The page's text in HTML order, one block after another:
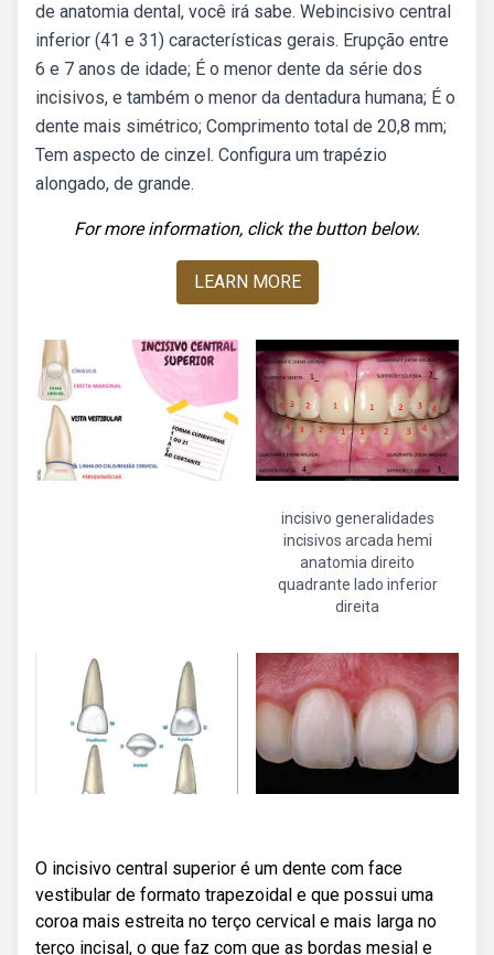
de anatomia dental, você irá sabe. Webincisivo central
inferior (41 e 31) características gerais. Erupção entre
6 e 7 anos de idade; É o menor dente da série dos
incisivos, e também o menor da dentadura humana; É o
dente mais simétrico; Comprimento total de 20,8 mm;
Tem aspecto de cinzel. Configura um trapézio
alongado, de grande.
For more information, click the button below.
LEARN MORE
incisivo generalidades
incisivos arcada hemi
anatomia direito
quadrante lado inferior
direita
O incisivo central superior é um dente com face
vestibular de formato trapezoidal e que possui uma
coroa mais estreita no terço cervical e mais larga no
terço incisal, o que faz com que as bordas mesial e